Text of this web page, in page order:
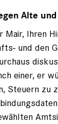
Alte
Mair, Ihren
und den
einer, er
Steuern zu